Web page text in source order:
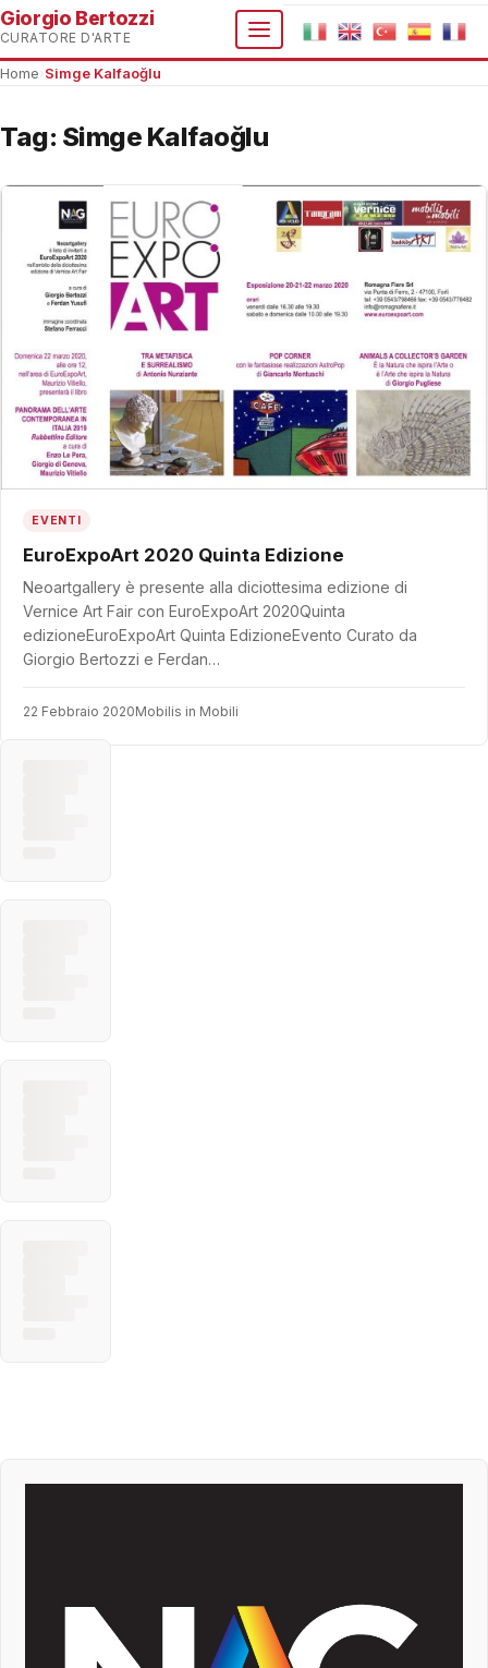
Giorgio Bertozzi
CURATORE D'ARTE
Home Simge Kalfaoğlu
Tag: Simge Kalfaoğlu
EVENTI
EuroExpoArt 2020 Quinta Edizione
Neoartgallery è presente alla diciottesima edizione di
Vernice Art Fair con EuroExpoArt 2020Quinta
edizioneEuroExpoArt Quinta EdizioneEvento Curato da
Giorgio Bertozzi e Ferdan…
22 Febbraio 2020Mobilis in Mobili